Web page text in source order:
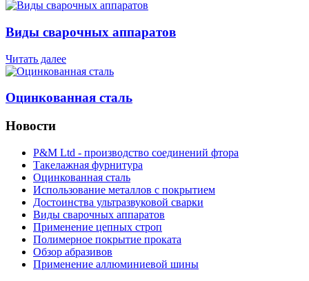
Виды сварочных аппаратов
Читать далее
Оцинкованная сталь
Новости
P&M Ltd - производство соединений фтора
Такелажная фурнитура
Оцинкованная сталь
Использование металлов с покрытием
Достоинства ультразвуковой сварки
Виды сварочных аппаратов
Применение цепных строп
Полимерное покрытие проката
Обзор абразивов
Применение аллюминиевой шины